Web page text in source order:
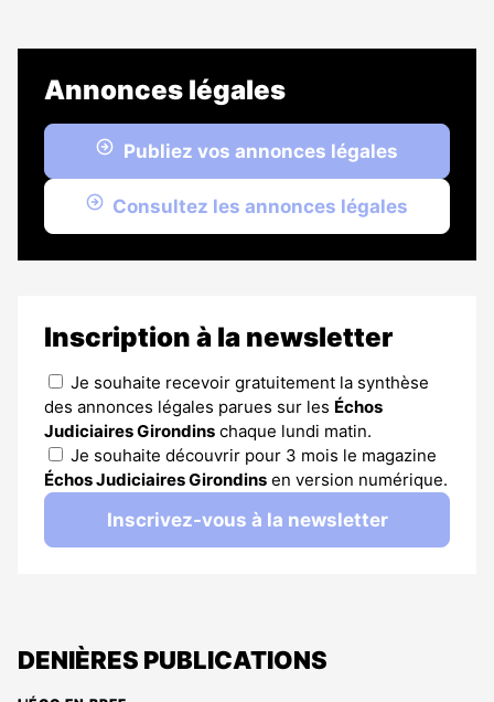
Annonces légales
Publiez vos annonces légales
Consultez les annonces légales
Inscription à la newsletter
Je souhaite recevoir gratuitement la synthèse
des annonces légales parues sur les Échos
Judiciaires Girondins chaque lundi matin.
Je souhaite découvrir pour 3 mois le magazine
Échos Judiciaires Girondins en version numérique.
Inscrivez-vous à la newsletter
DENIÈRES PUBLICATIONS